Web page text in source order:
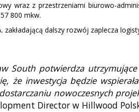
wraz z przestrzeniami biurowo-
800 mkw.
zakładającą dalszy rozwój zaplecza
South potwierdza
że inwestycja będzie
nowoczesnych
Director w Hillwood